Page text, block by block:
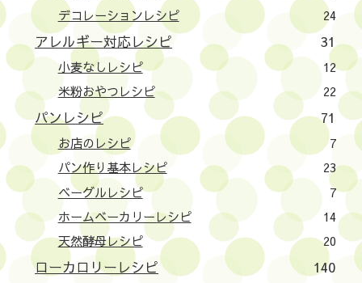
デコレーションレシピ
24
アレルギー対応レシピ 31
小麦なしレシピ
12
米粉おやつレシピ
22
パンレシピ 71
お店のレシピ
7
パン作り基本レシピ
23
ベーグルレシピ
7
ホームベーカリーレシピ
14
天然酵母レシピ
20
ローカロリーレシピ 140